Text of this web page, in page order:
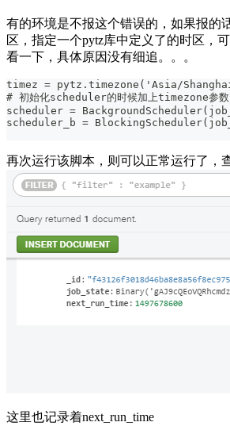
有的环境是不报这个错误的，如果报的
区，指定一个pytz库中定义了的时区，可
看一下，具体原因没有细追。。。
timez = pytz.timezone('Asia/
# 初始化scheduler的时候加上timezone参数
scheduler =
scheduler_b =
再次运行该脚本，则可以正常运行了，
这里也记录着next_run_time